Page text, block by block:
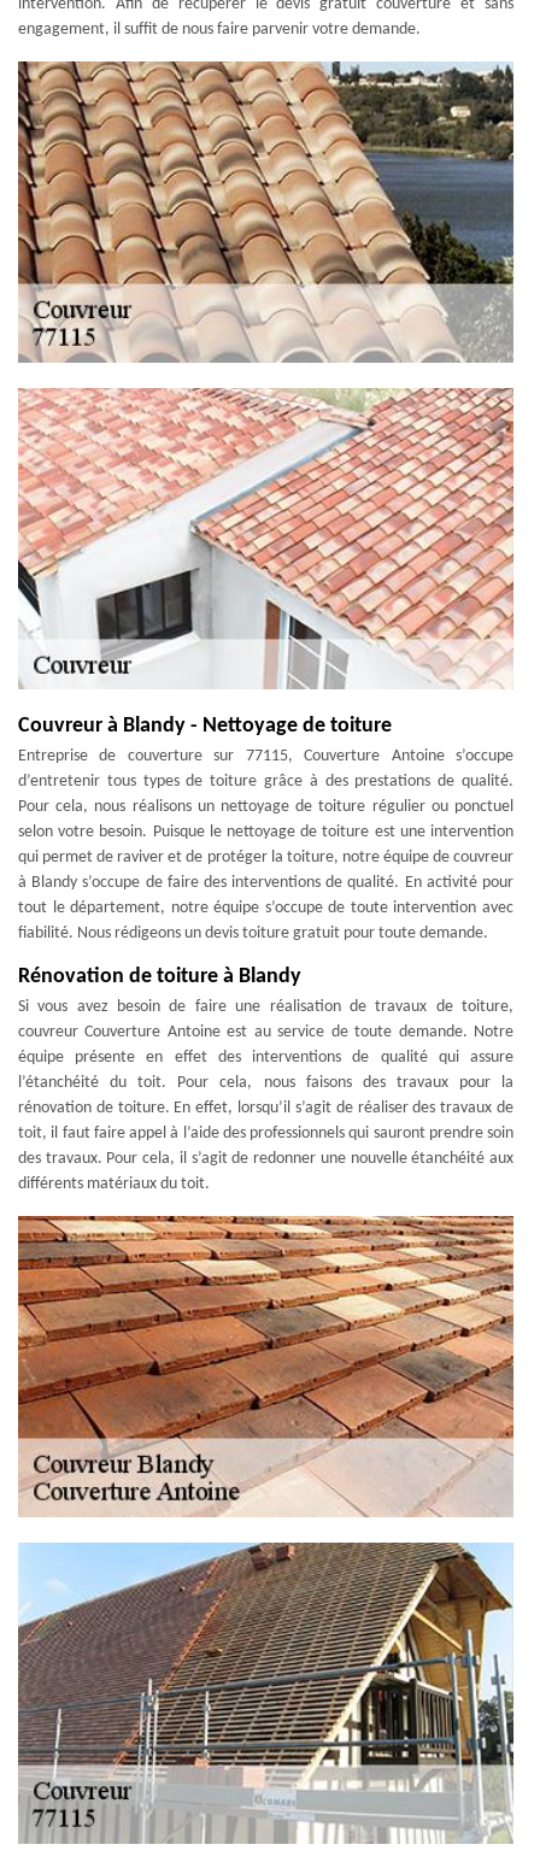
intervention. Afin de récupérer le devis gratuit couverture et sans
engagement, il suffit de nous faire parvenir votre demande.
Couvreur à Blandy - Nettoyage de toiture
Entreprise de couverture sur 77115, Couverture Antoine s’occupe
d’entretenir tous types de toiture grâce à des prestations de qualité.
Pour cela, nous réalisons un nettoyage de toiture régulier ou ponctuel
selon votre besoin. Puisque le nettoyage de toiture est une intervention
qui permet de raviver et de protéger la toiture, notre équipe de couvreur
à Blandy s’occupe de faire des interventions de qualité. En activité pour
tout le département, notre équipe s’occupe de toute intervention avec
fiabilité. Nous rédigeons un devis toiture gratuit pour toute demande.
Rénovation de toiture à Blandy
Si vous avez besoin de faire une réalisation de travaux de toiture,
couvreur Couverture Antoine est au service de toute demande. Notre
équipe présente en effet des interventions de qualité qui assure
l’étanchéité du toit. Pour cela, nous faisons des travaux pour la
rénovation de toiture. En effet, lorsqu’il s’agit de réaliser des travaux de
toit, il faut faire appel à l’aide des professionnels qui sauront prendre soin
des travaux. Pour cela, il s’agit de redonner une nouvelle étanchéité aux
différents matériaux du toit.